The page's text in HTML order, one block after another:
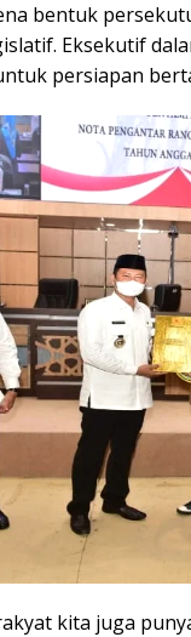
bentuk
Eksekutif
persiapan
kita juga